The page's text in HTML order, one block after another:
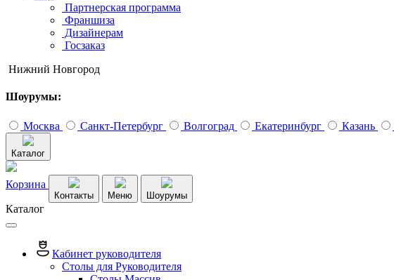
Партнерская программа
Франшиза
Дизайнерам
Госзаказ
Нижний Новгород
Шоурумы:
Москва Санкт-Петербург Волгоград Екатеринбург Казань
Каталог
Корзина
Контакты Меню Шоурумы
Каталог
Кабинет руководителя
Столы для Руководителя